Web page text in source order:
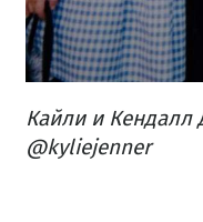
Кайли и
@kyliejenner